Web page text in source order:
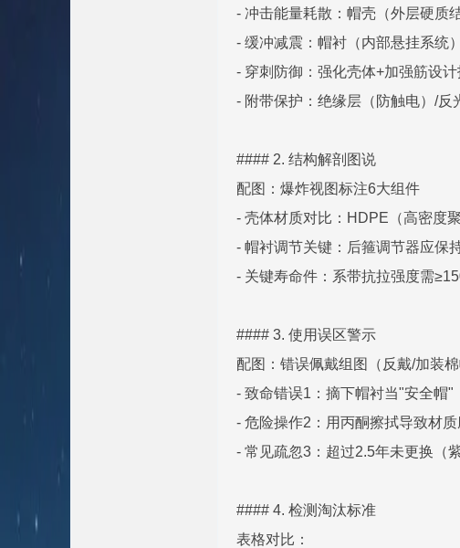
- 冲击能量耗散：帽壳（外层硬质
- 缓冲减震：帽衬（内部悬挂系统
- 穿刺防御：强化壳体+加强筋设
- 附带保护：绝缘层（防触电）/反
#### 2. 结构解剖图说
配图：爆炸视图标注6大组件
- 壳体材质对比：HDPE（高密度
- 帽衬调节关键：后箍调节器应保
- 关键寿命件：系带抗拉强度需
#### 3. 使用误区警示
配图：错误佩戴组图（反戴/加装
- 致命错误1：摘下帽衬当"安全帽"
- 危险操作2：用丙酮擦拭导致材
- 常见疏忽3：超过2.5年未更换（
#### 4. 检测淘汰标准
表格对比：